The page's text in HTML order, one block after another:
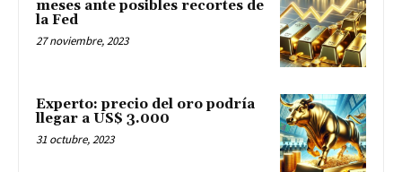
meses ante posibles recortes de
la Fed
27 noviembre, 2023
Experto: precio del oro podría
llegar a US$ 3.000
31 octubre, 2023